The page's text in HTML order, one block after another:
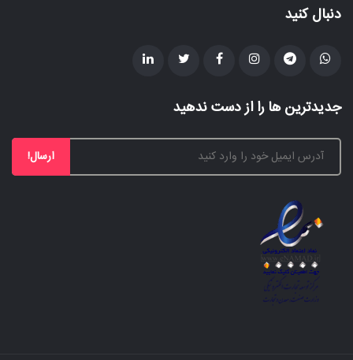
دنبال کنید
جدیدترین ها را از دست ندهید
ارسال!